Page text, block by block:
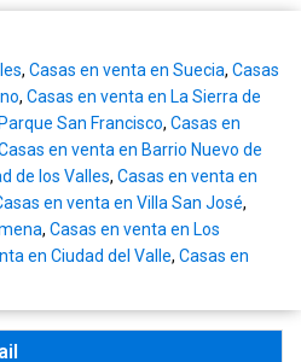
, Casas en venta en Suecia, Casas
, Casas en venta en La Sierra de
San Francisco, Casas en
en venta en Barrio Nuevo de
de los Valles, Casas en venta en
en venta en Villa San José,
, Casas en venta en Los
en Ciudad del Valle, Casas en